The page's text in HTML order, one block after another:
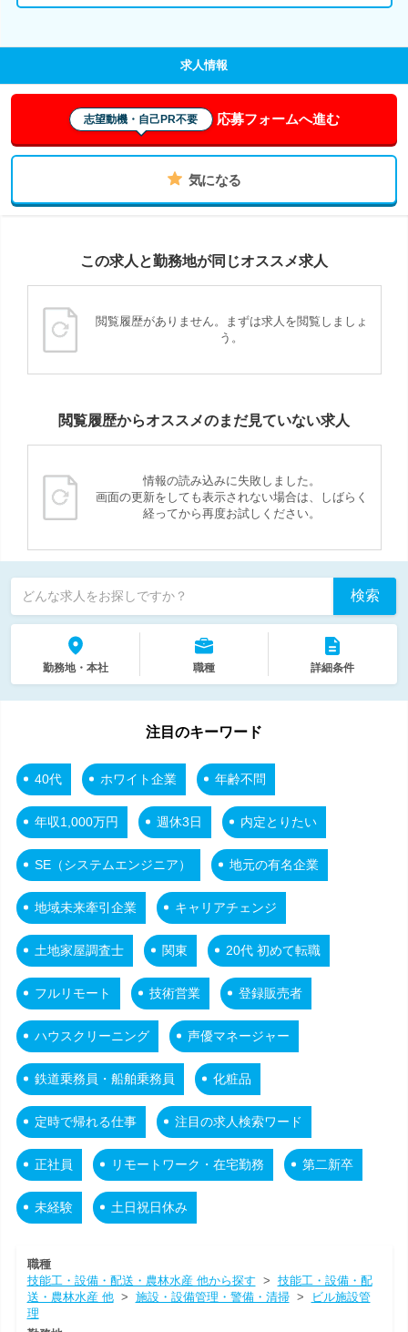
求人情報
志望動機・自己PR不要 応募フォームへ進む
気になる
この求人と勤務地が同じオススメ求人
閲覧履歴がありません。まずは求人を閲覧しましょ
う。
閲覧履歴からオススメのまだ見ていない求人
情報の読み込みに失敗しました。
画面の更新をしても表示されない場合は、しばらく
経ってから再度お試しください。
どんな求人をお探しですか？ 検索
勤務地・本社 職種 詳細条件
注目のキーワード
40代 ホワイト企業 年齢不問
年収1,000万円 週休3日 内定とりたい
SE（システムエンジニア） 地元の有名企業
地域未来牽引企業 キャリアチェンジ
土地家屋調査士 関東 20代 初めて転職
フルリモート 技術営業 登録販売者
ハウスクリーニング 声優マネージャー
鉄道乗務員・船舶乗務員 化粧品
定時で帰れる仕事 注目の求人検索ワード
正社員 リモートワーク・在宅勤務 第二新卒
未経験 土日祝日休み
職種
技能工・設備・配送・農林水産 他から探す > 技能工・設備・配
送・農林水産 他> 施設・設備管理・警備・清掃>
ビル施設管
理